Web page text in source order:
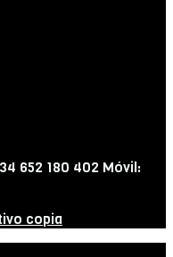
652 180 402 Móvil: